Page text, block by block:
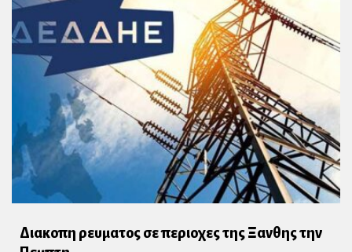
Διακοπη ρευματος σε περιοχες της Ξανθης την